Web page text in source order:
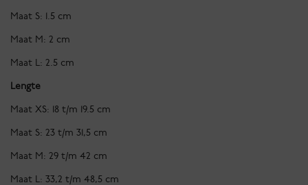
Maat S: 1.5 cm
Maat M: 2 cm
Maat L: 2.5 cm
Lengte
Maat XS: 18 t/m 19.5 cm
Maat S: 23 t/m 31,5 cm
Maat M: 29 t/m 42 cm
Maat L: 33,2 t/m 48,5 cm